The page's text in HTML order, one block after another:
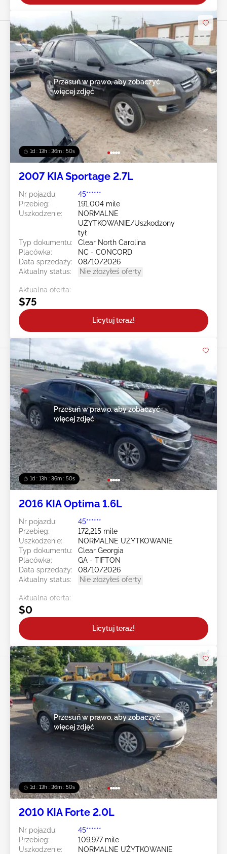
1d : 13h : 36m : 47s
Przesuń w prawo, aby zobaczyć
więcej zdjęć
2007 KIA Sportage 2.7L
Nr pojazdu:
45******
Przebieg:
191,004 mile
Uszkodzenie:
NORMALNE
UŻYTKOWANIE/Uszkodzony
tył
Typ dokumentu:
Clear North Carolina
Placówka:
NC - CONCORD
Data sprzedaży:
08/10/2026
Aktualny status:
Nie złożyłeś oferty
Aktualna oferta:
$75
Licytuj teraz!
1d : 13h : 36m : 47s
Przesuń w prawo, aby zobaczyć
więcej zdjęć
2016 KIA Optima 1.6L
Nr pojazdu:
45******
Przebieg:
172,215 mile
Uszkodzenie:
NORMALNE UŻYTKOWANIE
Typ dokumentu:
Clear Georgia
Placówka:
GA - TIFTON
Data sprzedaży:
08/10/2026
Aktualny status:
Nie złożyłeś oferty
Aktualna oferta:
$0
Licytuj teraz!
1d : 13h : 36m : 47s
Przesuń w prawo, aby zobaczyć
więcej zdjęć
2010 KIA Forte 2.0L
Nr pojazdu:
45******
Przebieg:
109,977 mile
Uszkodzenie:
NORMALNE UŻYTKOWANIE